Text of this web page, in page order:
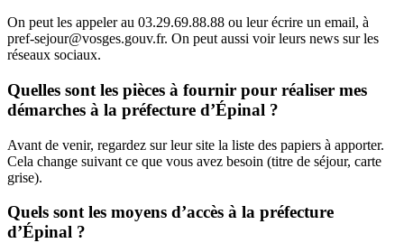
On peut les appeler au 03.29.69.88.88 ou leur écrire un email, à
pref-sejour@vosges.gouv.fr. On peut aussi voir leurs news sur les
réseaux sociaux.
Quelles sont les pièces à fournir pour réaliser mes
démarches à la préfecture d’Épinal ?
Avant de venir, regardez sur leur site la liste des papiers à apporter.
Cela change suivant ce que vous avez besoin (titre de séjour, carte
grise).
Quels sont les moyens d’accès à la préfecture
d’Épinal ?